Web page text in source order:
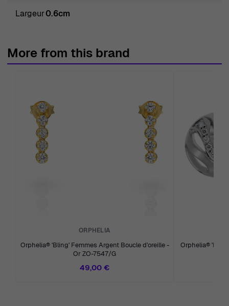
Largeur0.6cm
More from this brand
ORPHELIA
Orphelia® 'Bling' Femmes Argent Boucle d'oreille -
Or ZO-7547/G
49,00 €
Orphelia®